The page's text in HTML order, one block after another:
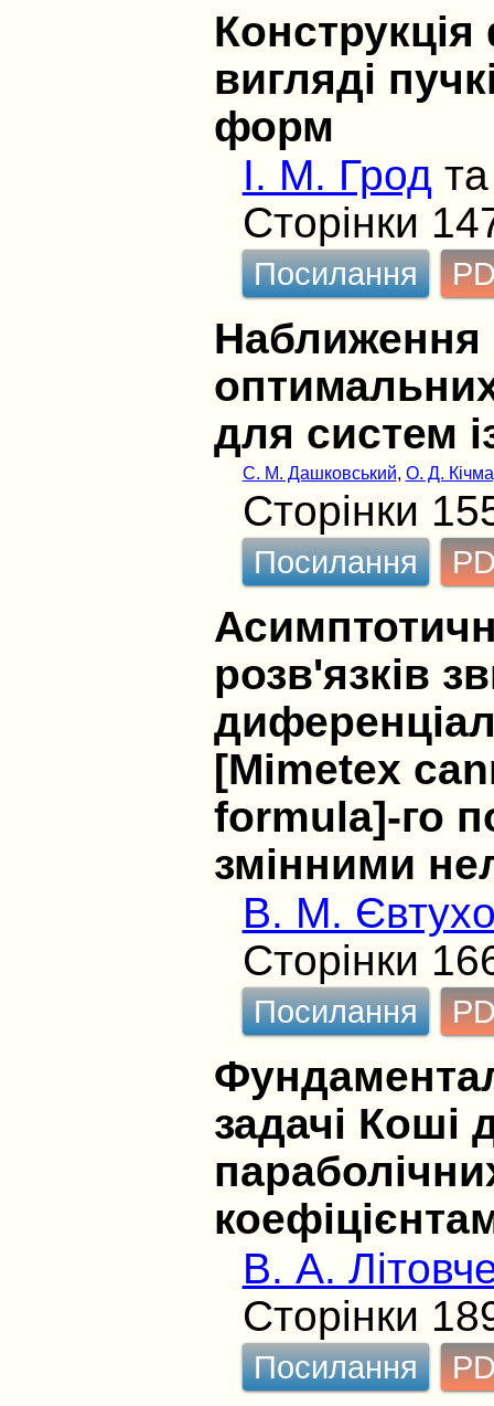
вигляді
форм
І. М. Грод
Сторінки
Посилання
Наближення
для систем
С. М. Дашковський, О. Д.
Сторінки
Посилання
розв'язків
[Mimetex
formula]-го
змінними
В. М.
Сторінки
Посилання
задачі Коші
В. А.
Сторінки
Посилання